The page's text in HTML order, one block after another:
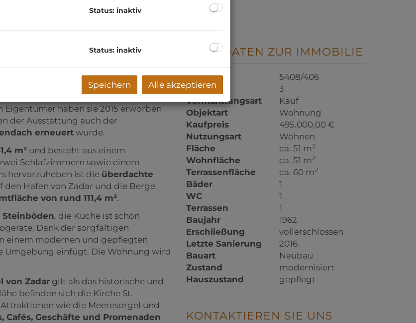
im Herzen der historischen
obersten Stockwerkeines
Eigentümer haben sie 2015 erworben
der Ausstattung auch der
erneuert wurde.
m² und besteht aus einem
Schlafzimmern sowie einem
hervorzuheben ist die überdachte
den Hafen von Zadar und die Berge
von rund 111,4 m².
Steinböden, die Küche ist schön
Dank der sorgfältigen
einem modernen und gepflegten
Umgebung einfügt. Die Wohnung wird
von Zadar gilt als das historische und
befinden sich die Kirche St.
wie die Meeresorgel und
Cafés, Geschäfte und Promenaden
BASISDATEN ZUR IMMOBILIE
Objektnr.
5408/406
Zimmer
3
Vermarktungsart
Kauf
Objektart
Wohnung
Kaufpreis
495.000,00 €
Nutzungsart
Wohnen
Fläche
ca. 51 m2
Wohnfläche ca. 51 m2
Terrassenfläche ca. 60 m2
Bäder
1
WC
1
Terrassen
1
Baujahr
1962
Erschließung
vollerschlossen
Letzte Sanierung
2016
Bauart
Neubau
Zustand
modernisiert
Hauszustand
gepflegt
KONTAKTIEREN SIE UNS
Status: inaktiv
Status: inaktiv
Speichern Alle akzeptieren